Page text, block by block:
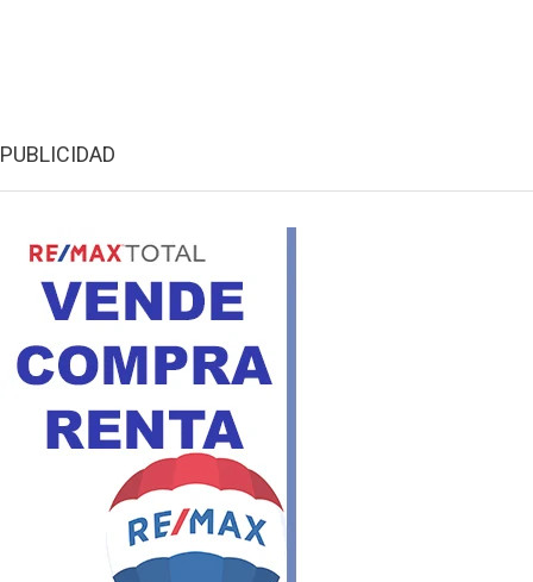
PUBLICIDAD